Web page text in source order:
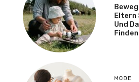
Eltern
Und
Finden
MODE